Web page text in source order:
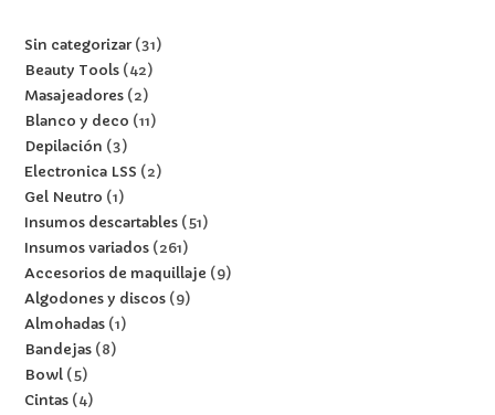
Sin categorizar 31
Beauty Tools 42
Masajeadores 2
Blanco y deco
11
Depilación
3
Electronica LSS
2
Gel Neutro
1
Insumos descartables 51
Insumos variados 261
Accesorios de maquillaje
9
Algodones y discos 9
Almohadas 1
Bandejas 8
Bowl 5
Cintas 4